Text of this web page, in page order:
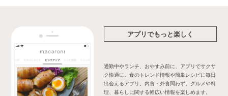
アプリでもっと楽しく
通勤中やランチ、おやすみ前に、アプリでサクサ
ク快適に。食のトレンド情報や簡単レシピに毎日
出会えるアプリ。内食・外食問わず、グルメや料
理、暮らしに関する幅広い情報を楽しめます。